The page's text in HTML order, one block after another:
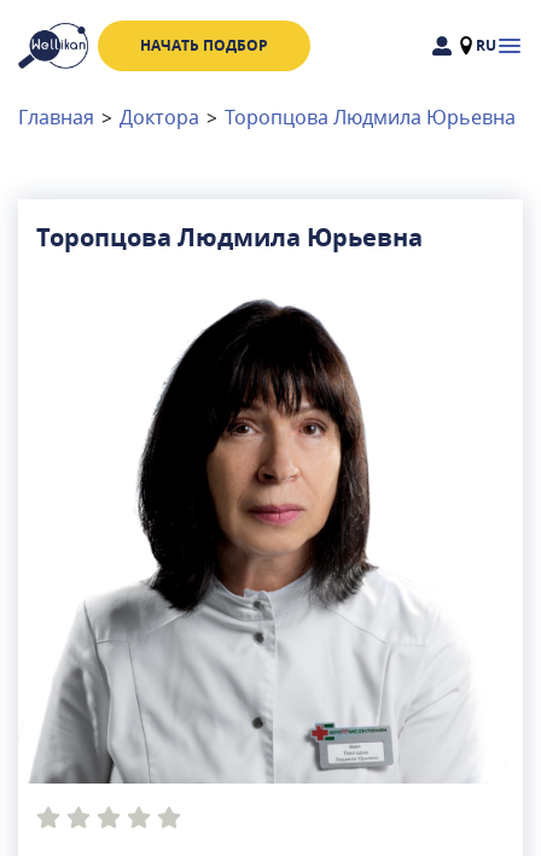
НАЧАТЬ ПОДБОР RU
Доктора
Клиники
Московская область
Связаться с нами
Главная > Доктора > Торопцова Людмила Юрьевна
Торопцова Людмила Юрьевна